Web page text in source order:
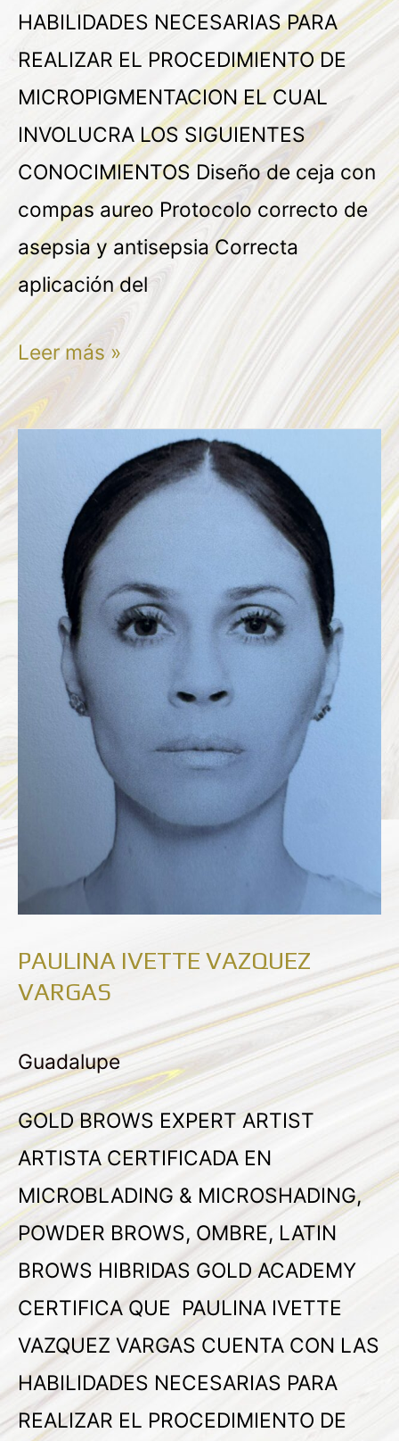
HABILIDADES NECESARIAS PARA
REALIZAR EL PROCEDIMIENTO DE
MICROPIGMENTACION EL CUAL
INVOLUCRA LOS SIGUIENTES
CONOCIMIENTOS Diseño de ceja con
compas aureo Protocolo correcto de
asepsia y antisepsia Correcta
aplicación del
Leer más »
PAULINA IVETTE VAZQUEZ
VARGAS
Guadalupe
GOLD BROWS EXPERT ARTIST
ARTISTA CERTIFICADA EN
MICROBLADING & MICROSHADING,
POWDER BROWS, OMBRE, LATIN
BROWS HIBRIDAS GOLD ACADEMY
CERTIFICA QUE PAULINA IVETTE
VAZQUEZ VARGAS CUENTA CON LAS
HABILIDADES NECESARIAS PARA
REALIZAR EL PROCEDIMIENTO DE
PAULINA
IVETTE
VAZQUEZ
VARGAS